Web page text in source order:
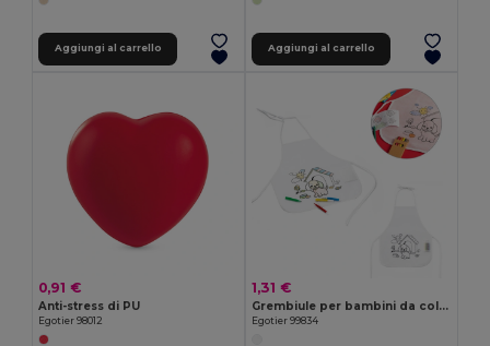
Aggiungi al carrello Aggiungi al carrello
0,91 €
Anti-stress di PU
Egotier 98012
1,31 €
Grembiule per bambini da colorare in TNT (80 g/m²)
Egotier 99834